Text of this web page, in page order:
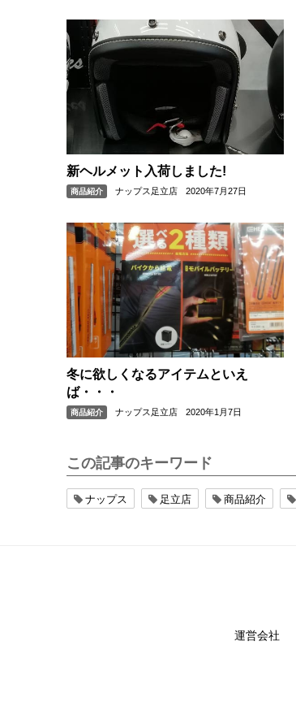
新ヘルメット入荷しました!
商品紹介 ナップス足立店 2020年7月27日
冬に欲しくなるアイテムといえ
ば・・・
商品紹介 ナップス足立店 2020年1月7日
この記事のキーワード
ナップス 足立店 商品紹介
運営会社